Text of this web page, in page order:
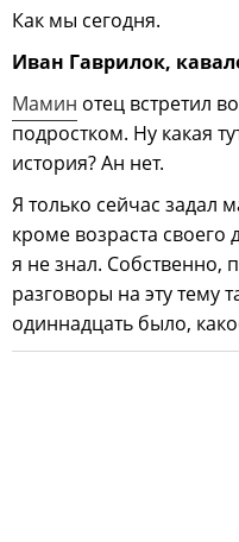
Как мы сегодня.
Иван Гаврилок,
Мамин отец встретил
подростком. Ну какая
история? Ан нет.
Я только сейчас задал
кроме возраста
я не знал.
разговоры на эту тему
одиннадцать было,